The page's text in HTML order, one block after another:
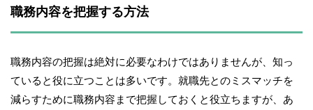
職務内容を把握する方法
職務内容の把握は絶対に必要なわけではありませんが、知っ
ていると役に立つことは多いです。就職先とのミスマッチを
減らすために職務内容まで把握しておくと役立ちますが、あ